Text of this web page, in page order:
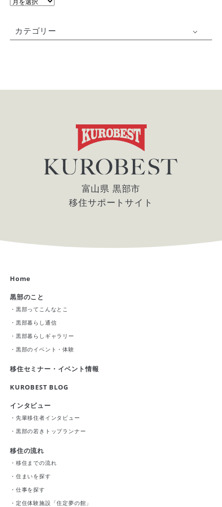
カテゴリー
富山県 黒部市
移住サポートサイト
Home
黒部のこと
・ 黒部ってこんなとこ
・ 黒部暮らし通信
・ 黒部暮らしギャラリー
・ 黒部のイベント・体験
移住セミナー・イベント情報
KUROBEST BLOG
インタビュー
・ 先輩移住者インタビュー
・ 黒部の若きトップランナー
移住の流れ
・ 移住までの流れ
・ 住まいを探す
・ 仕事を探す
・ 定住体験施設「住定夢の館」